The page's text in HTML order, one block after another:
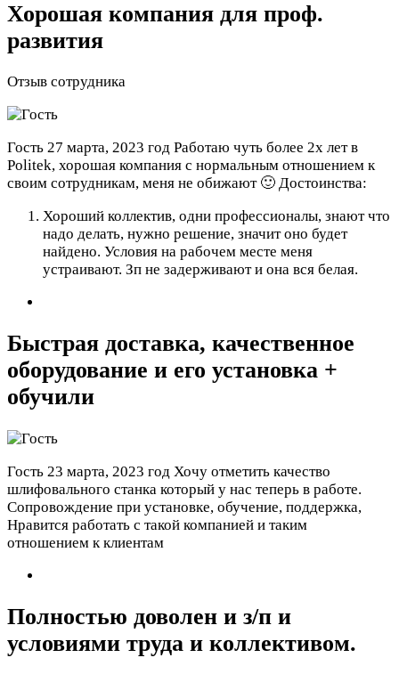
Хорошая компания для проф.
развития
Отзыв сотрудника
Гость 27 марта, 2023 год Работаю чуть более 2х лет в
Politek, хорошая компания с нормальным отношением к
своим сотрудникам, меня не обижают 🙂 Достоинства:
Хороший коллектив, одни профессионалы, знают что
надо делать, нужно решение, значит оно будет
найдено. Условия на рабочем месте меня
устраивают. Зп не задерживают и она вся белая.
Быстрая доставка, качественное
оборудование и его установка +
обучили
Гость 23 марта, 2023 год Хочу отметить качество
шлифовального станка который у нас теперь в работе.
Сопровождение при установке, обучение, поддержка,
Нравится работать с такой компанией и таким
отношением к клиентам
Полностью доволен и з/п и
условиями труда и коллективом.